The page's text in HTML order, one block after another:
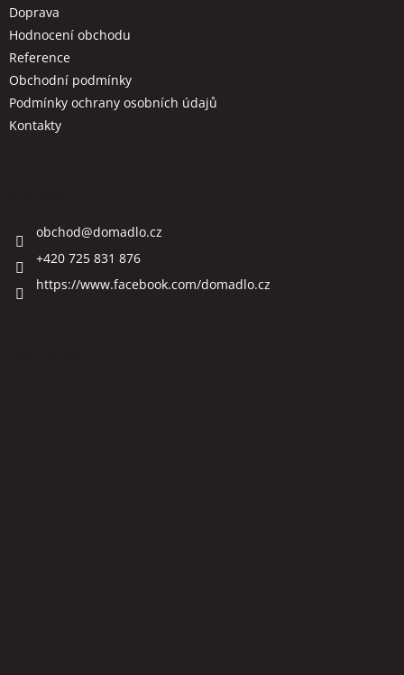
Doprava
Hodnocení obchodu
Reference
Obchodní podmínky
Podmínky ochrany osobních údajů
Kontakty
obchod@domadlo.cz
+420 725 831 876
https://www.facebook.com/domadlo.cz